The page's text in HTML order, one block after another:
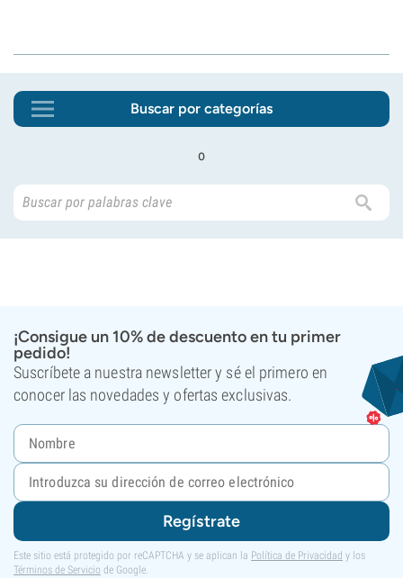
Buscar por categorías
o
¡Consigue un 10% de descuento en tu primer
pedido!
Suscríbete a nuestra newsletter y sé el primero en
conocer las novedades y ofertas exclusivas.
Regístrate
Este sitio está protegido por reCAPTCHA y se aplican la Política de Privacidad y los
Términos de Servicio de Google.